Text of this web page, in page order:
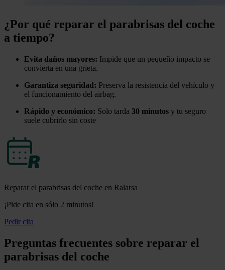
¿Por qué reparar el parabrisas del coche
a tiempo?
Evita daños mayores: Impide que un pequeño impacto se
convierta en una grieta.
Garantiza seguridad: Preserva la resistencia del vehículo y
el funcionamiento del airbag.
Rápido y económico: Solo tarda 30 minutos y tu seguro
suele cubrirlo sin coste
Reparar el parabrisas del coche en Ralarsa
¡Pide cita en sólo 2 minutos!
Pedir cita
Preguntas frecuentes sobre reparar el
parabrisas del coche